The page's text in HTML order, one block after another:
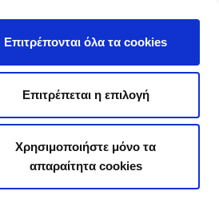
Επιτρέπονται όλα τα cookies
Επιτρέπεται η επιλογή
Χρησιμοποιήστε μόνο τα
απαραίτητα cookies
Next
by CyprusFA